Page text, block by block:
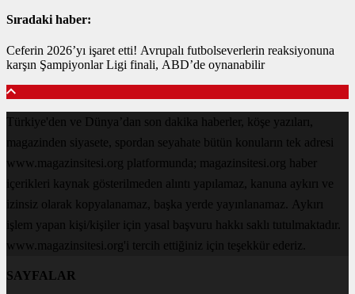
Sıradaki haber:
Ceferin 2026’yı işaret etti! Avrupalı futbolseverlerin reaksiyonuna
karşın Şampiyonlar Ligi finali, ABD’de oynanabilir
Türkiye'den ve Dünya’dan son dakika haberler, köşe yazıları,
magazinden siyasete, spordan seyahate bütün konuların tek adresi
www.magazinsitesi.org platformunda; magazinsitesi.org haber
içerikleri kaynak gösterilmeden alıntı yapılamaz, kanuna aykırı ve
izinsiz olarak kopyalanamaz, başka yerde yayınlanamaz. Aykırı
işlem yapan kişi/kişiler için yasal başvuru hakkı saklı tutulmaktadır.
www.magazinsitesi.org'i tercih ettiğiniz için teşekkür ederiz.
SAYFALAR